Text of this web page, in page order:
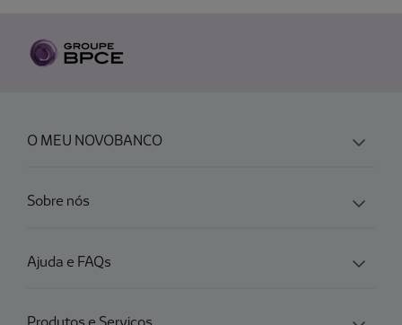
O MEU NOVOBANCO
Sobre nós
Ajuda e FAQs
Produtos e Serviços